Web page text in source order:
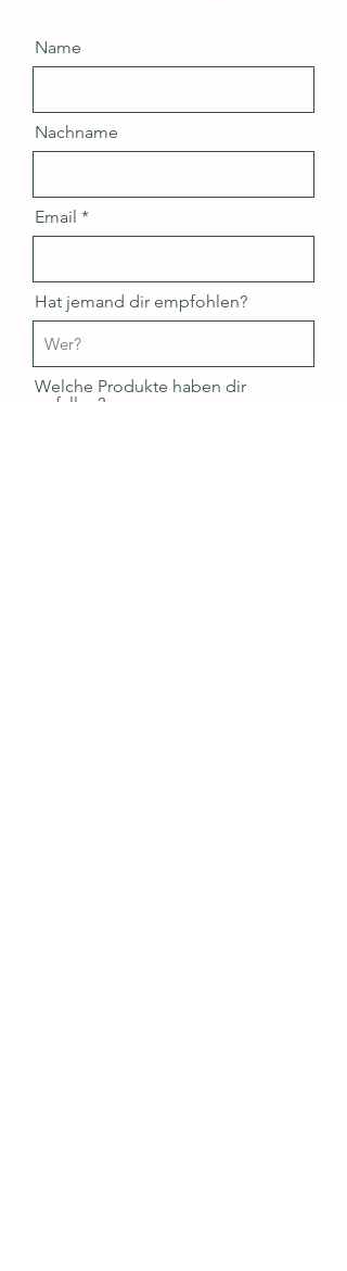
Name
Nachname
Email
Hat jemand dir empfohlen?
Welche Produkte haben dir
gefallen?